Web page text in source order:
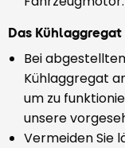
Das Kühlaggregat
Bei
Kühlaggregat
um zu
unsere
Vermeiden Sie